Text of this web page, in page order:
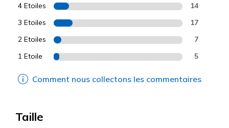
4 Etoiles 14
3 Etoiles 17
2 Etoiles 7
1 Etoile 5
Comment nous collectons les commentaires
Taille